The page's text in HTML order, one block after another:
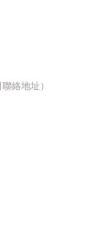
聯絡地址）